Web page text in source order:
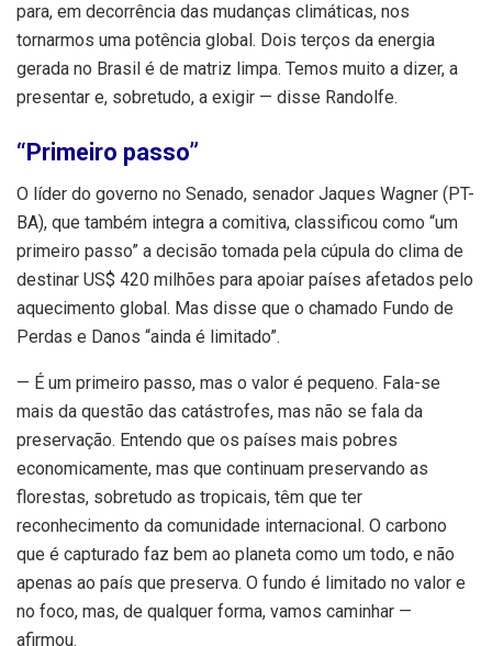
para, em decorrência das mudanças climáticas, nos
tornarmos uma potência global. Dois terços da energia
gerada no Brasil é de matriz limpa. Temos muito a dizer, a
presentar e, sobretudo, a exigir — disse Randolfe.
“Primeiro passo”
O líder do governo no Senado, senador Jaques Wagner (PT-
BA), que também integra a comitiva, classificou como “um
primeiro passo” a decisão tomada pela cúpula do clima de
destinar US$ 420 milhões para apoiar países afetados pelo
aquecimento global. Mas disse que o chamado Fundo de
Perdas e Danos “ainda é limitado”.
— É um primeiro passo, mas o valor é pequeno. Fala-se
mais da questão das catástrofes, mas não se fala da
preservação. Entendo que os países mais pobres
economicamente, mas que continuam preservando as
florestas, sobretudo as tropicais, têm que ter
reconhecimento da comunidade internacional. O carbono
que é capturado faz bem ao planeta como um todo, e não
apenas ao país que preserva. O fundo é limitado no valor e
no foco, mas, de qualquer forma, vamos caminhar —
afirmou.